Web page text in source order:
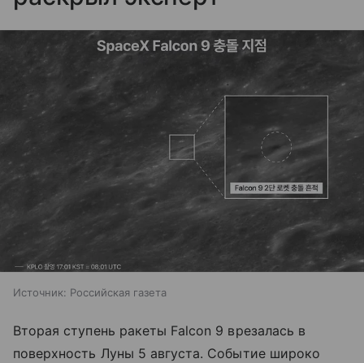
Источник: Российская газета
Вторая ступень ракеты Falcon 9 врезалась в
поверхность Луны 5 августа. Событие широко